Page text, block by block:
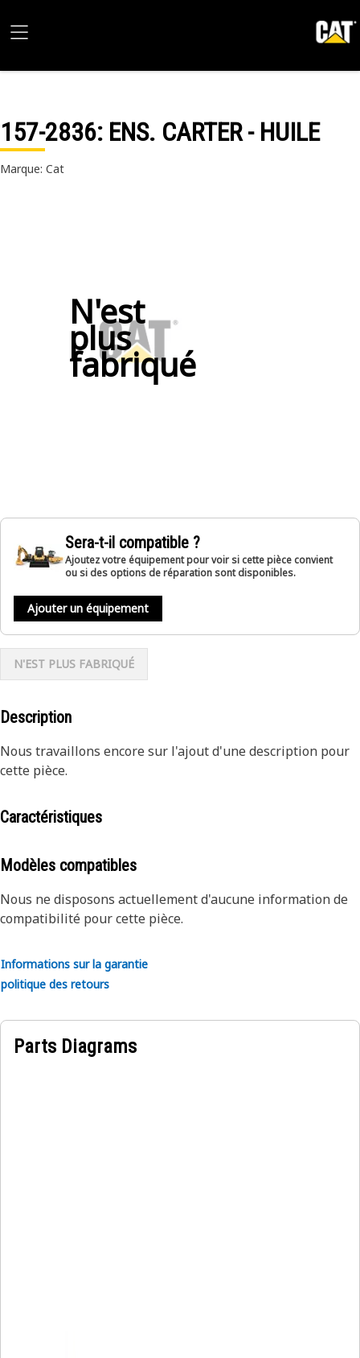
157-2836: ENS. CARTER - HUILE
Marque: Cat
N'est
plus
fabriqué
Sera-t-il compatible ?
Ajoutez votre équipement pour voir si cette pièce convient
ou si des options de réparation sont disponibles.
Ajouter un équipement
N'EST PLUS FABRIQUÉ
Description
Nous travaillons encore sur l'ajout d'une description pour
cette pièce.
Caractéristiques
Modèles compatibles
Nous ne disposons actuellement d'aucune information de
compatibilité pour cette pièce.
Informations sur la garantie
politique des retours
Parts Diagrams